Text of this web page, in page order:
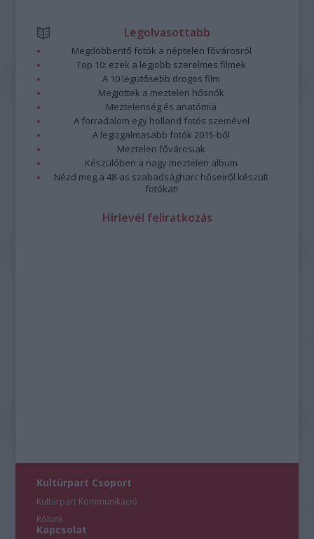
Legolvasottabb
Megdöbbentő fotók a néptelen fővárosról
Top 10: ezek a legjobb szerelmes filmek
A 10 legütősebb drogos film
Megjöttek a meztelen hősnők
Meztelenség és anatómia
A forradalom egy holland fotós szemével
A legizgalmasabb fotók 2015-ből
Meztelen fővárosiak
Készülőben a nagy meztelen album
Nézd meg a 48-as szabadságharc hőseiről készült
fotókat!
Hírlevél feliratkozás
Kultúrpart Csoport
Kultúrpart Kommunikáció
Rólunk
Kapcsolat